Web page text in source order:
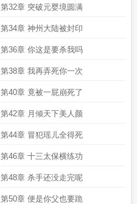
第32章 突破元婴境圆满
第34章 神州大陆被封印
第36章 你这是要杀我吗
第38章 我再弄死你一次
第40章 竟被一屁崩死了
第42章 月倾天下美人颜
第44章 冒犯瑶儿全得死
第46章 十三太保横练功
第48章 杀手还没走完呢
第50章 便是你父也要跪